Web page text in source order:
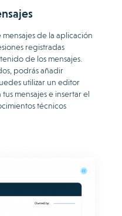
de la aplicación
registradas
de los mensajes.
podrás añadir
utilizar un editor
mensajes e insertar el
técnicos